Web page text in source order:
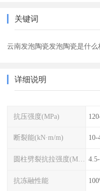
关键词
云南发泡陶瓷发泡陶瓷是什么
详细说明
抗压强度(MPa)
断裂能(kN·m/m) 10-
圆柱劈裂抗拉强度(MPa)
抗冻融性能